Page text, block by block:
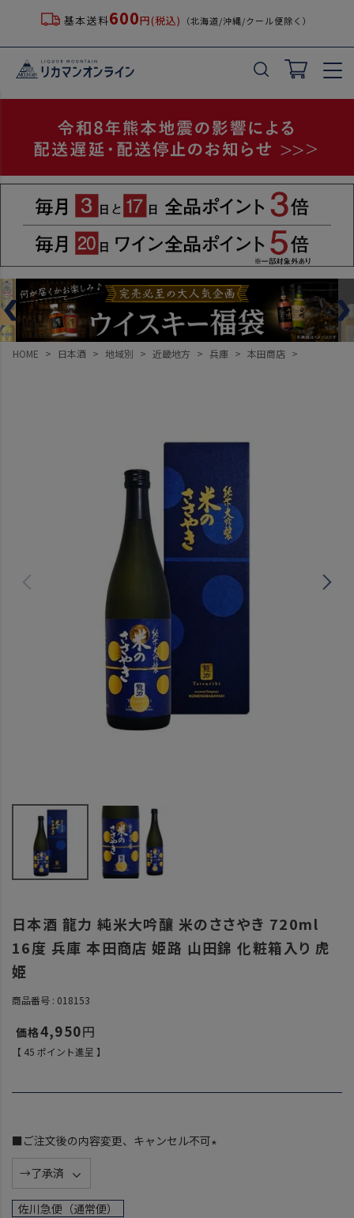
基本送料600円(税込) （北海道/沖縄/クール便除く）
HOME 日本酒 地域別 近畿地方 兵庫 本田商店
日本酒 龍力 純米大吟釀 米のささやき 720ml
16度 兵庫 本田商店 姫路 山田錦 化粧箱入り 虎
姫
商品番号 018153
4,950
【 45 ポイント進呈 】
■ご注文後の内容変更、キャンセル不可
佐川急便（通常便）